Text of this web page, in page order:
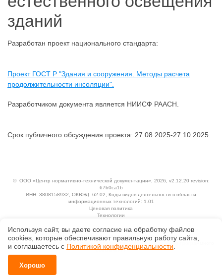
зданий
Разработан проект национального стандарта:
Проект ГОСТ Р "Здания и сооружения. Методы расчета
продолжительности инсоляции".
Разработчиком документа является НИИСФ РААСН.
Срок публичного обсуждения проекта: 27.08.2025-27.10.2025.
© ООО «Центр нормативно-технической документации» , 2026, v2.12.20 revision:
67b0ca1b
ИНН: 3808158932, ОКВЭД: 62.02, Коды видов деятельности в области
информационных технологий: 1.01
Ценовая политика
Технологии
Исключительные авторские и смежные права принадлежат АО «Кодекс».
Положение по обработке и защите персональных данных
Справка о регистрации продуктов АО «Кодекс» в Реестре российского программного
обеспечения
Используя сайт, вы даете согласие на обработку файлов
сооkiеs, которые обеспечивают правильную работу сайта,
и соглашаетесь с Политикой конфиденциальности.
Хорошо